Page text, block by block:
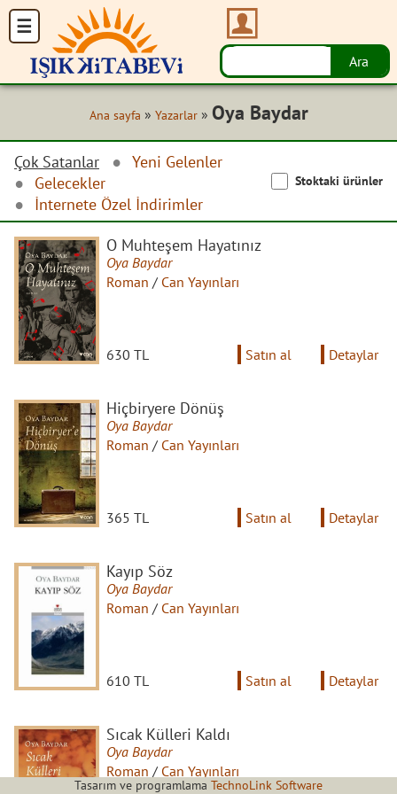
Ana sayfa » Yazarlar» Oya Baydar
Çok Satanlar
Yeni Gelenler
Gelecekler
İnternete Özel İndirimler
Stoktaki ürünler
O Muhteşem Hayatınız
Oya Baydar
Roman / Can Yayınları
630 TL Satın al Detaylar
Hiçbiryere Dönüş
Oya Baydar
Roman / Can Yayınları
365 TL Satın al Detaylar
Kayıp Söz
Oya Baydar
Roman / Can Yayınları
610 TL Satın al Detaylar
Sıcak Külleri Kaldı
Oya Baydar
Roman / Can Yayınları
Tasarım ve programlama TechnoLink Software